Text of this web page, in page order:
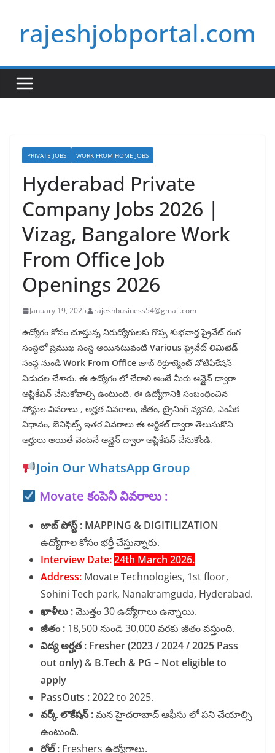
contentrajeshjobportal.com
PRIVATE JOBS WORK FROM HOME JOBS
Hyderabad Private
Company Jobs 2026 |
Vizag, Bangalore Work
From Office Job
Openings 2026
January 19, 2025 rajeshbusiness54@gmail.com
ఉద్యోగం కోసం చూస్తున్న నిరుద్యోగులకు గొప్ప శుభవార్త ప్రైవేట్ రంగ
సంస్థలో ప్రముఖ సంస్థ అయినటువంటి Variousప్రైవేట్ లిమిటెడ్
సంస్థ నుండి Work From Office జాబ్ రిక్రూట్మెంట్ నోటిఫికేషన్
విడుదల చేశారు. ఈ ఉద్యోగం లో చేరాలి అంటే మీరు ఆన్లైన్ ద్వారా
అప్లికేషన్ చేసుకోవాల్సి ఉంటుంది. ఈ ఉద్యోగానికి సంబంధించిన
పోస్టుల వివరాలు , అర్హత వివరాలు, జీతం, ట్రైనింగ్ వ్యవది, ఎంపిక
విధానం, బెనిఫిట్స్ ఇతర వివరాలు ఈ ఆర్టికల్ ద్వారా తెలుసుకొని
అర్హులు అయితే వెంటనే ఆన్లైన్ ద్వారా అప్లికేషన్ చేసుకోండి.
Join Our WhatsApp Group
Movate కంపెనీ వివరాలు :
జాబ్ పోస్ట్ : MAPPING & DIGITILIZATION
ఉద్యోగాల కోసం భర్తీ చేస్తున్నారు.
Interview Date:24th March 2026.
Address: Movate Technologies, 1st floor,
Sohini Tech park, Nanakramguda, Hyderabad.
ఖాళీలు :మొత్తం 30 ఉద్యోగాలు ఉన్నాయి.
జీతం : 18,500 నుండి 30,000 వరకు జీతం వస్తుంది.
విద్య అర్హత : Fresher (2023 / 2024 / 2025 Pass
out only) & B.Tech & PG – Not eligible to
apply
PassOuts :2022 to 2025.
వర్క్ లొకేషన్ :మన హైదరాబాద్ ఆఫీసు లో పని చేయాల్సి
ఉంటుంది.
రోల్ : Freshers ఉద్యోగాలు.